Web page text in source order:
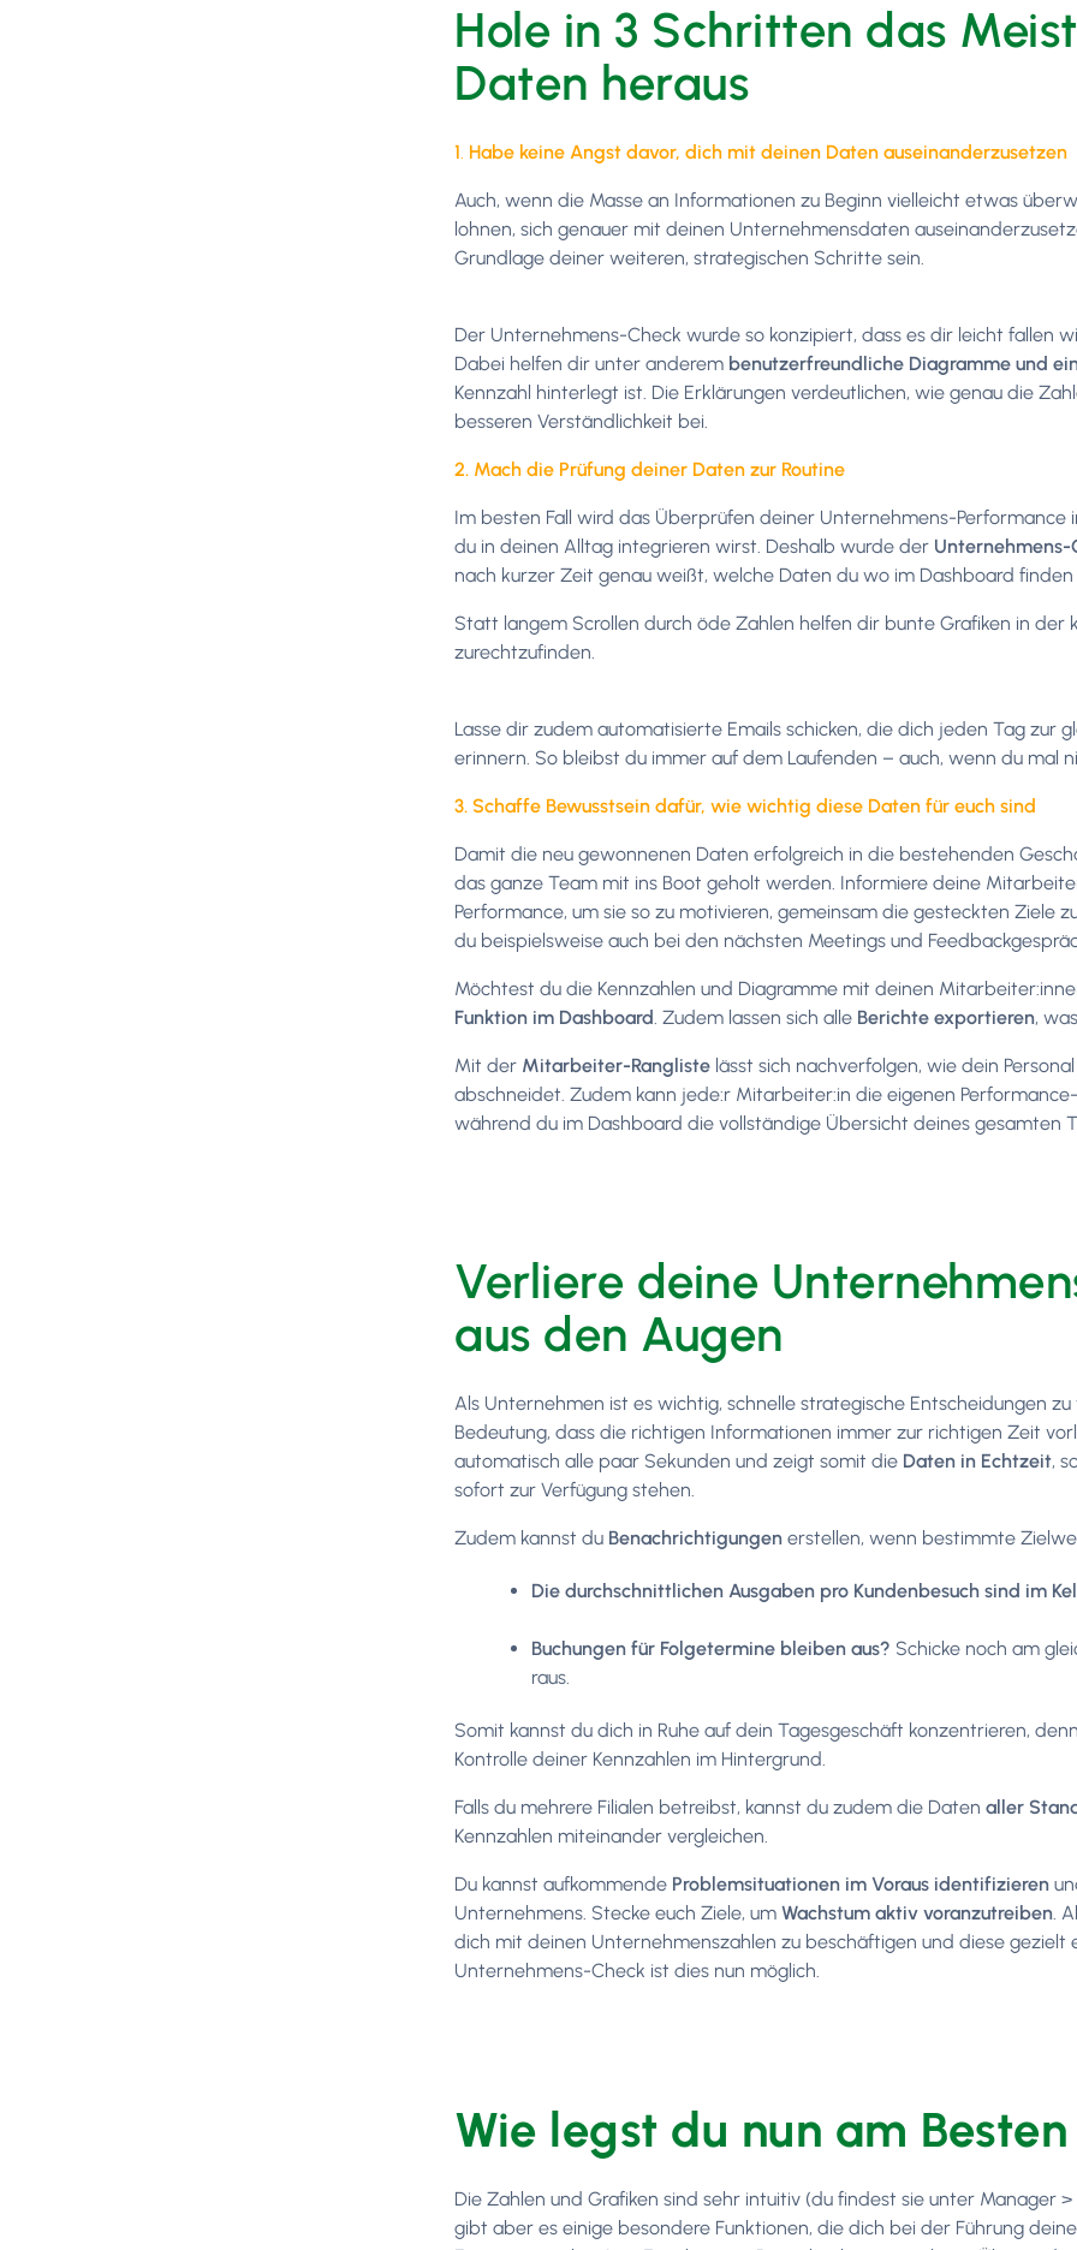
Hole in 3 Schritten das
Daten heraus
1. Habe keine Angst davor, dich mit deinen Daten auseinanderzusetzen
Auch, wenn die Masse an Informationen zu Beginn vielleicht etwas
lohnen, sich genauer mit deinen Unternehmensdaten
Grundlage deiner weiteren, strategischen Schritte sein.
Der Unternehmens-Check wurde so konzipiert, dass es dir leicht fallen
Dabei helfen dir unter anderem benutzerfreundliche Diagramme und
Kennzahl hinterlegt ist. Die Erklärungen verdeutlichen, wie genau die
besseren Verständlichkeit bei.
2. Mach die Prüfung deiner Daten zur Routine
Im besten Fall wird das Überprüfen deiner Unternehmens-Performance
du in deinen Alltag integrieren wirst. Deshalb wurde der
nach kurzer Zeit genau weißt, welche Daten du wo im Dashboard finden
Statt langem Scrollen durch öde Zahlen helfen dir bunte Grafiken in der
zurechtzufinden.
Lasse dir zudem automatisierte Emails schicken, die dich jeden Tag zur
erinnern. So bleibst du immer auf dem Laufenden – auch, wenn du mal
3. Schaffe Bewusstsein dafür, wie wichtig diese Daten für euch sind
Damit die neu gewonnenen Daten erfolgreich in die bestehenden
das ganze Team mit ins Boot geholt werden. Informiere deine
Performance, um sie so zu motivieren, gemeinsam die gesteckten Ziele
du beispielsweise auch bei den nächsten Meetings und
Möchtest du die Kennzahlen und Diagramme mit deinen
Funktion im Dashboard. Zudem lassen sich alle Berichte exportieren,
Mit der Mitarbeiter-Rangliste lässt sich nachverfolgen, wie dein
abschneidet. Zudem kann jede:r Mitarbeiter:in die eigenen
während du im Dashboard die vollständige Übersicht deines gesamten
Verliere deine
aus den Augen
Als Unternehmen ist es wichtig, schnelle strategische Entscheidungen
Bedeutung, dass die richtigen Informationen immer zur richtigen Zeit
automatisch alle paar Sekunden und zeigt somit die Daten in Echtzeit,
sofort zur Verfügung stehen.
Zudem kannst du Benachrichtigungen erstellen, wenn bestimmte
Die durchschnittlichen Ausgaben pro Kundenbesuch sind im
Buchungen für Folgetermine bleiben aus? Schicke noch am
raus.
Somit kannst du dich in Ruhe auf dein Tagesgeschäft konzentrieren,
Kontrolle deiner Kennzahlen im Hintergrund.
Falls du mehrere Filialen betreibst, kannst du zudem die Daten aller
Kennzahlen miteinander vergleichen.
Du kannst aufkommende Problemsituationen im Voraus identifizieren
Unternehmens. Stecke euch Ziele, um Wachstum aktiv voranzutreiben.
dich mit deinen Unternehmenszahlen zu beschäftigen und diese gezielt
Unternehmens-Check ist dies nun möglich.
Wie legst du nun am Besten
Die Zahlen und Grafiken sind sehr intuitiv (du findest sie unter Manager
gibt aber es einige besondere Funktionen, die dich bei der Führung